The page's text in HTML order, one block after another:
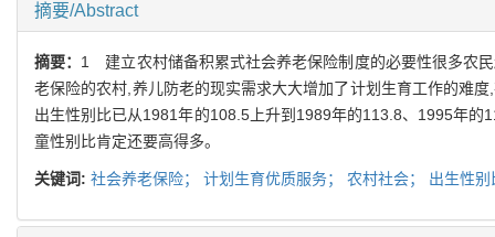
摘要/Abstract
摘要： 1 建立农村储备积累式社会养老保险制度的必要性很多农
老保险的农村,养儿防老的现实需求大大增加了计划生育工作的难
出生性别比已从1981年的108.5上升到1989年的113.8、1995年
童性别比肯定还要高得多。
关键词: 社会养老保险； 计划生育优质服务； 农村社会； 出生性